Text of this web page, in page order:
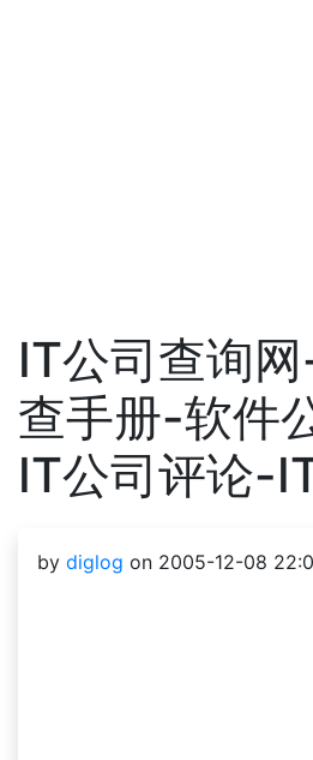
IT公司查询
查手册-软件
IT公司评论-
by diglog on 2005-12-08